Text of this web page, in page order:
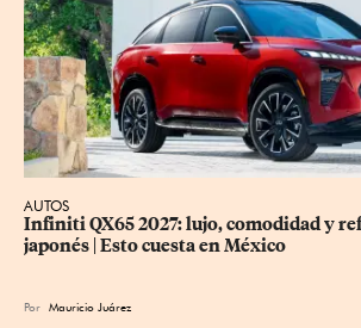
AUTOS
Infiniti QX65 2027: lujo, comodidad y
japonés | Esto cuesta en México
Por Mauricio Juárez